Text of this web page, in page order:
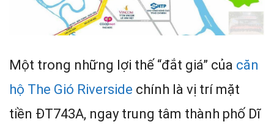
Một trong những lợi thế “đắt giá” của căn
hộ The Gió Riverside chính là vị trí mặt
tiền ĐT743A, ngay trung tâm thành phố Dĩ